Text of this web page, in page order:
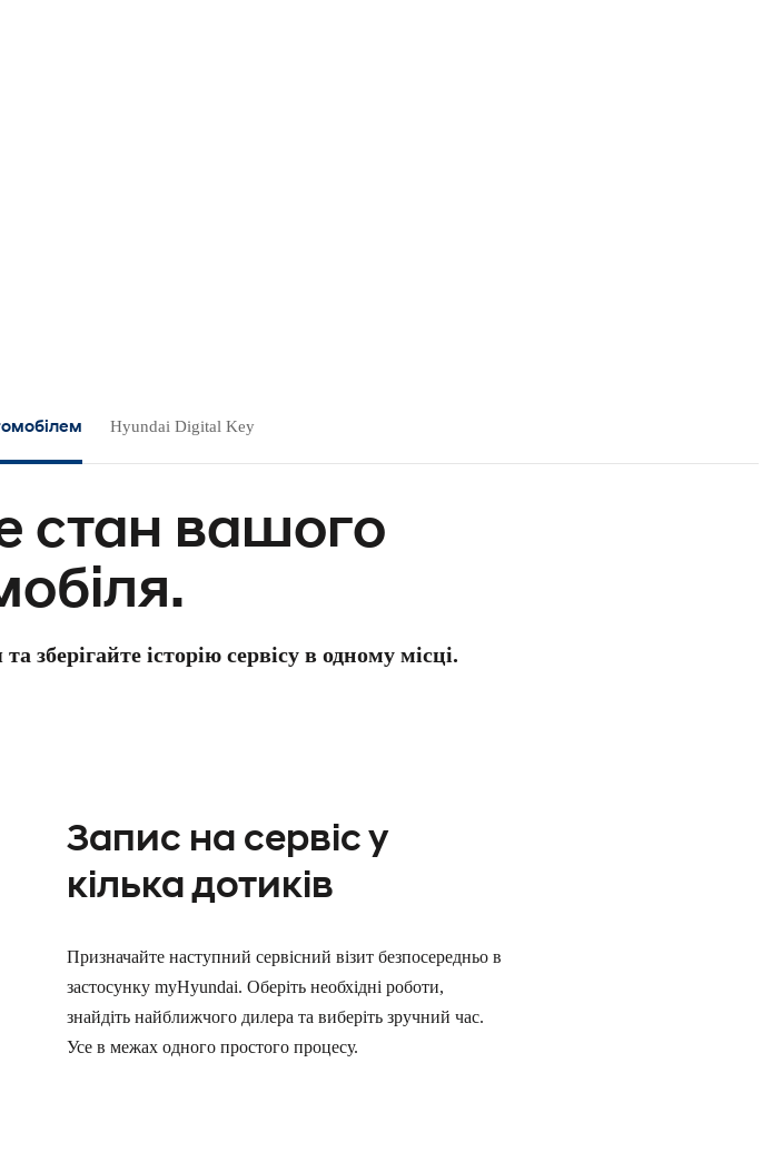
Hyundai Digital Key
стан вашого
зберігайте історію сервісу в одному місці.
Запис на сервіс у
кілька дотиків
Призначайте наступний сервісний візит безпосередньо в
застосунку myHyundai. Оберіть необхідні роботи,
знайдіть найближчого дилера та виберіть зручний час.
Усе в межах одного простого процесу.